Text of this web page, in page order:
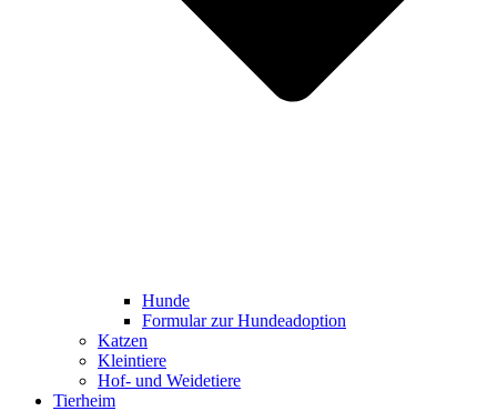
Hunde
Formular zur Hundeadoption
Katzen
Kleintiere
Hof- und Weidetiere
Tierheim